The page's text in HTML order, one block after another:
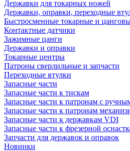
Державки для токарных ножей
Державки, оправки, переходные
Быстросменные токарные и
Контактные датчики
Зажимные цанги
Державки и оправки
Токарные центры
Патроны сверлильные и запчасти
Переходные втулки
Запасные части
Запасные части к тискам
Запасные части к патронам с
Запасные части к патронам
Запасные части к державкам VDI
Запасные части к фрезерной
Запчасти для державок и оправок
Новинки